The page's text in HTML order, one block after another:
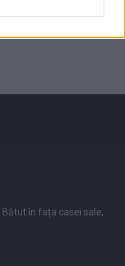
Bătut în fața casei sale,